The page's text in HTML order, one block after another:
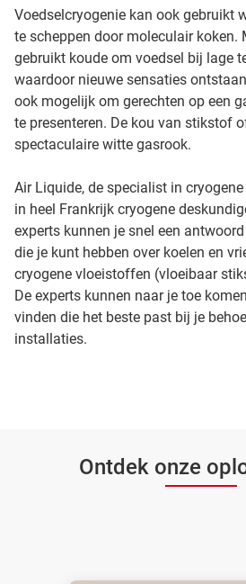
Voedselcryogenie kan ook gebruikt
te scheppen door moleculair koken.
gebruikt koude om voedsel bij lage
waardoor nieuwe sensaties
ook mogelijk om gerechten op een
te presenteren. De kou van stikstof
spectaculaire witte gasrook.
Air Liquide, de specialist in
in heel Frankrijk cryogene
experts kunnen je snel een
die je kunt hebben over koelen en
cryogene vloeistoffen (vloeibaar
De experts kunnen naar je toe
vinden die het beste past bij je
installaties.
Ontdek onze